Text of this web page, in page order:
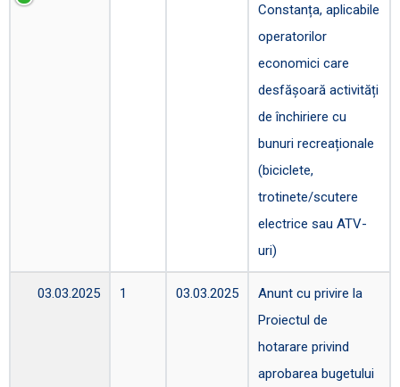
Constanța, aplicabile
operatorilor
economici care
desfășoară activități
de închiriere cu
bunuri recreaționale
(biciclete,
trotinete/scutere
electrice sau ATV-
uri)
03.03.2025 1 03.03.2025
Anunt cu privire la
Proiectul de
hotarare privind
aprobarea bugetului